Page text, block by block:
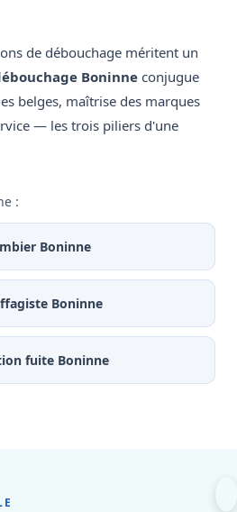
de débouchage méritent un
Boninne conjugue
belges, maîtrise des marques
— les trois piliers d'une
:
Boninne
Boninne
fuite Boninne